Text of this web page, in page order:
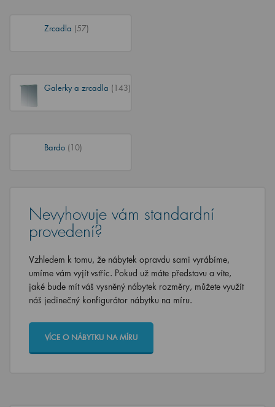
Zrcadla (57)
Galerky a zrcadla (143)
Bardo (10)
Nevyhovuje vám standardní
provedení?
Vzhledem k tomu, že nábytek opravdu sami vyrábíme,
umíme vám vyjít vstříc. Pokud už máte představu a víte,
jaké bude mít váš vysněný nábytek rozměry, můžete využít
náš jedinečný konfigurátor nábytku na míru.
VÍCE O NÁBYTKU NA MÍRU